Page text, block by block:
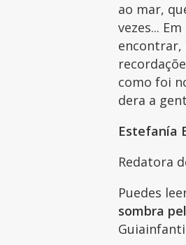
ao mar,
vezes...
encontrar,
como foi
dera a
Estefanía
Redatora
Puedes
sombra